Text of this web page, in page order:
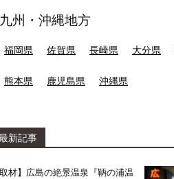
九州・沖縄地方
福岡県 佐賀県 長崎県 大分県
熊本県 鹿児島県 沖縄県
新記事
取材】広島の絶景温泉『鞆の浦温